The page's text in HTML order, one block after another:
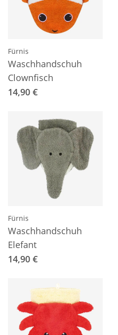
Fürnis
Waschhandschuh
Clownfisch
14,90 €
Fürnis
Waschhandschuh
Elefant
14,90 €